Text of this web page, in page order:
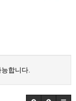
합니다.